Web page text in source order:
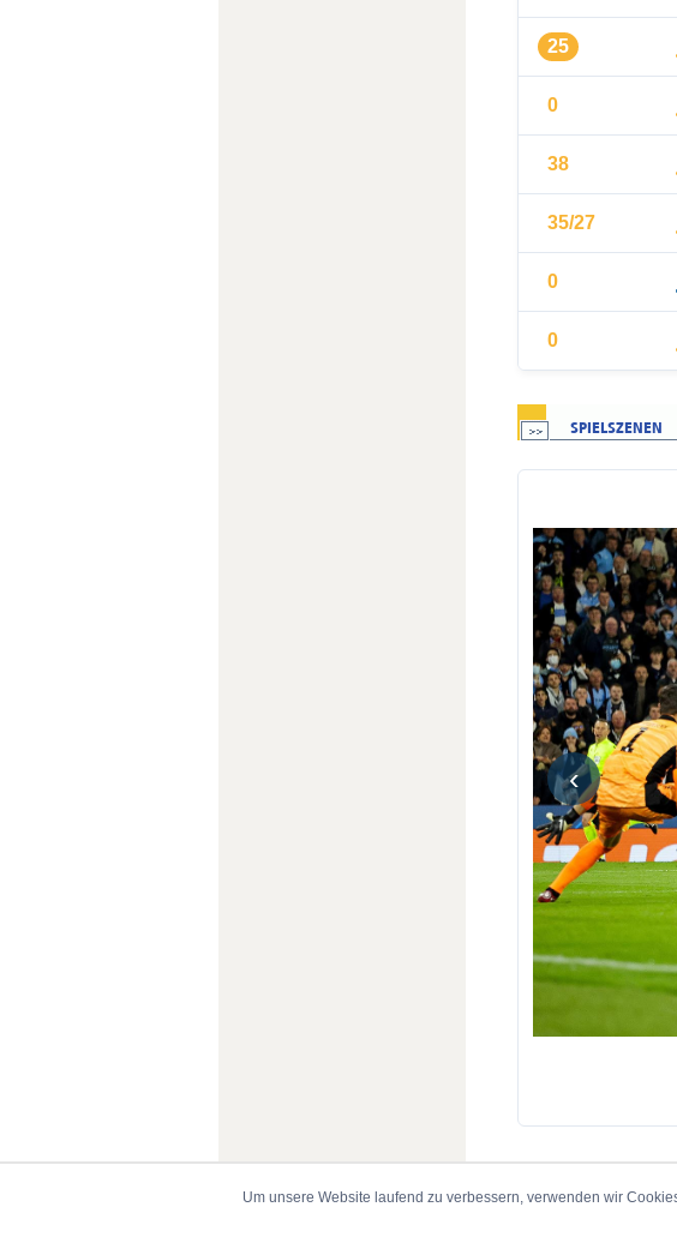
25
0
38
35/27
0
0
‹
Um unsere Website laufend zu verbessern, verwenden wir